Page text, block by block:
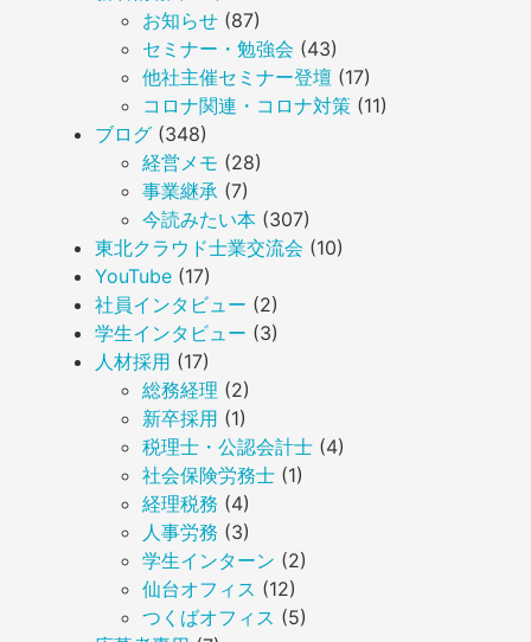
お知らせ (87)
セミナー・勉強会 (43)
他社主催セミナー登壇 (17)
コロナ関連・コロナ対策 (11)
ブログ (348)
経営メモ (28)
事業継承 (7)
今読みたい本 (307)
東北クラウド士業交流会 (10)
YouTube (17)
社員インタビュー (2)
学生インタビュー (3)
人材採用 (17)
総務経理 (2)
新卒採用 (1)
税理士・公認会計士 (4)
社会保険労務士 (1)
経理税務 (4)
人事労務 (3)
学生インターン (2)
仙台オフィス (12)
つくばオフィス (5)